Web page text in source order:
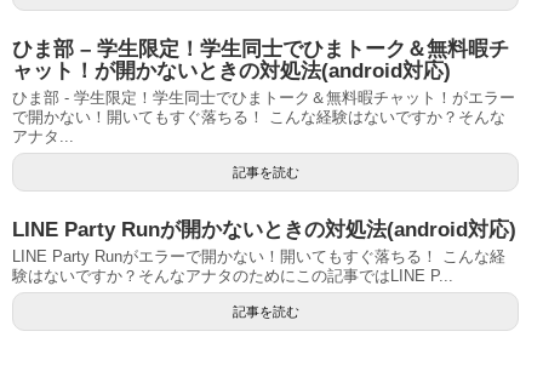
ひま部 – 学生限定！学生同士でひまトーク＆無料暇チ
ャット！が開かないときの対処法(android対応)
ひま部 - 学生限定！学生同士でひまトーク＆無料暇チャット！がエラー
で開かない！開いてもすぐ落ちる！ こんな経験はないですか？そんな
アナタ...
記事を読む
LINE Party Runが開かないときの対処法(android対応)
LINE Party Runがエラーで開かない！開いてもすぐ落ちる！ こんな経
験はないですか？そんなアナタのためにこの記事ではLINE P...
記事を読む